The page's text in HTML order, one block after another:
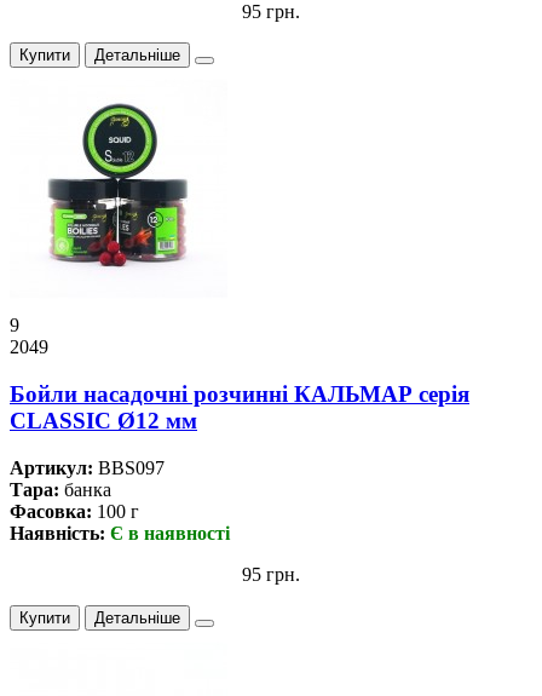
95 грн.
Купити Детальніше
9
2049
Бойли насадочні розчинні КАЛЬМАР серія
CLASSIC Ø12 мм
Артикул: BBS097
Тара: банка
Фасовка: 100 г
Наявність: Є в наявності
95 грн.
Купити Детальніше